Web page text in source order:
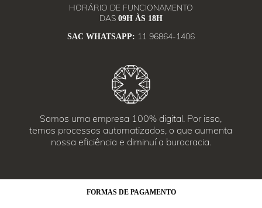
HORÁRIO DE FUNCIONAMENTO
DAS 09H ÀS 18H
SAC WHATSAPP: 11 96864-1406
Somos uma empresa 100% digital. Por isso,
temos processos automatizados, o que aumenta
nossa eficiência e diminuí a burocracia.
FORMAS DE PAGAMENTO